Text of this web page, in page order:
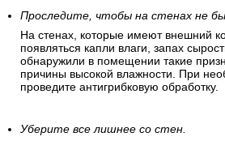
Проследите, чтобы на стенах не
На стенах, которые имеют внешний
появляться капли влаги, запах
обнаружили в помещении такие
причины высокой влажности. При
проведите антигрибковую обработку.
Уберите все лишнее со стен.